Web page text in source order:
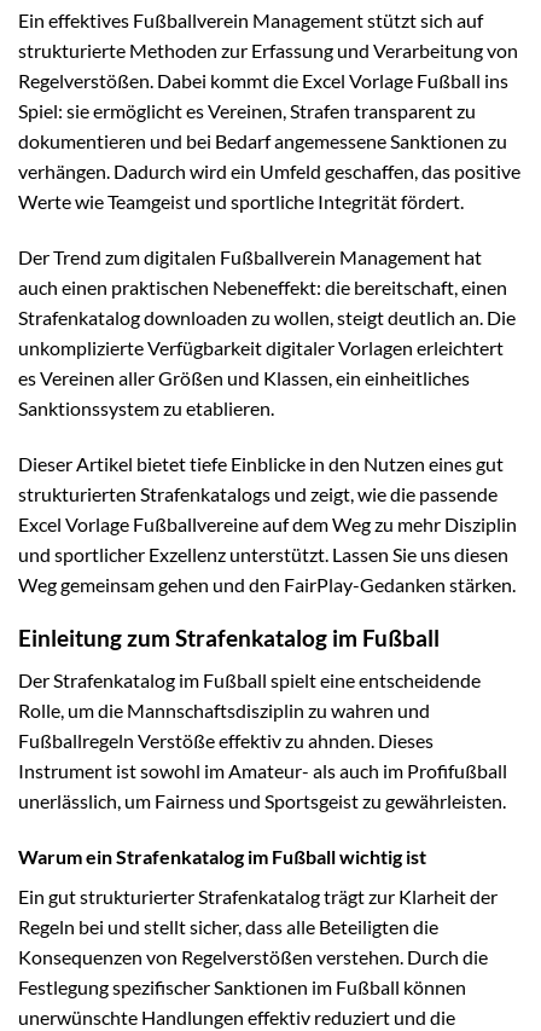
Ein effektives Fußballverein Management stützt sich auf
strukturierte Methoden zur Erfassung und Verarbeitung von
Regelverstößen. Dabei kommt die Excel Vorlage Fußball ins
Spiel: sie ermöglicht es Vereinen, Strafen transparent zu
dokumentieren und bei Bedarf angemessene Sanktionen zu
verhängen. Dadurch wird ein Umfeld geschaffen, das positive
Werte wie Teamgeist und sportliche Integrität fördert.
Der Trend zum digitalen Fußballverein Management hat
auch einen praktischen Nebeneffekt: die bereitschaft, einen
Strafenkatalog downloaden zu wollen, steigt deutlich an. Die
unkomplizierte Verfügbarkeit digitaler Vorlagen erleichtert
es Vereinen aller Größen und Klassen, ein einheitliches
Sanktionssystem zu etablieren.
Dieser Artikel bietet tiefe Einblicke in den Nutzen eines gut
strukturierten Strafenkatalogs und zeigt, wie die passende
Excel Vorlage Fußballvereine auf dem Weg zu mehr Disziplin
und sportlicher Exzellenz unterstützt. Lassen Sie uns diesen
Weg gemeinsam gehen und den FairPlay-Gedanken stärken.
Einleitung zum Strafenkatalog im Fußball
Der Strafenkatalog im Fußball spielt eine entscheidende
Rolle, um die Mannschaftsdisziplin zu wahren und
Fußballregeln Verstöße effektiv zu ahnden. Dieses
Instrument ist sowohl im Amateur- als auch im Profifußball
unerlässlich, um Fairness und Sportsgeist zu gewährleisten.
Warum ein Strafenkatalog im Fußball wichtig ist
Ein gut strukturierter Strafenkatalog trägt zur Klarheit der
Regeln bei und stellt sicher, dass alle Beteiligten die
Konsequenzen von Regelverstößen verstehen. Durch die
Festlegung spezifischer Sanktionen im Fußball können
unerwünschte Handlungen effektiv reduziert und die